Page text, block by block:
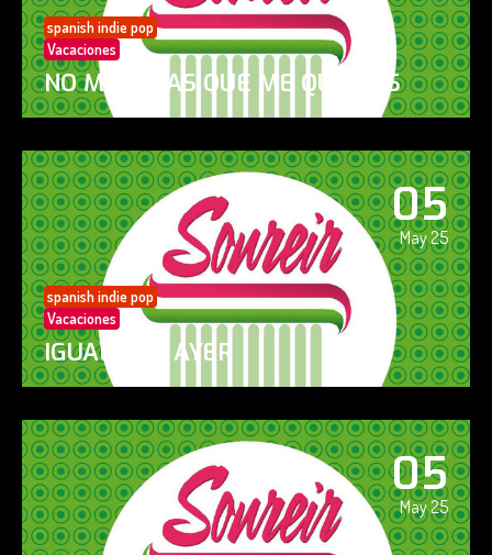
spanish indie pop
Vacaciones
NO ME DIGAS QUE ME QUIERES
05
May 25
spanish indie pop
Vacaciones
IGUAL QUE AYER
05
May 25